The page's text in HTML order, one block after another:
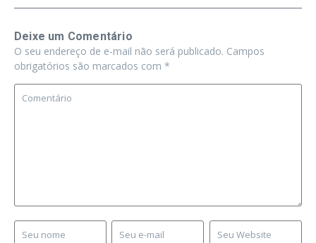
Deixe um Comentário
O seu endereço de e-mail não será publicado. Campos
obrigatórios são marcados com *